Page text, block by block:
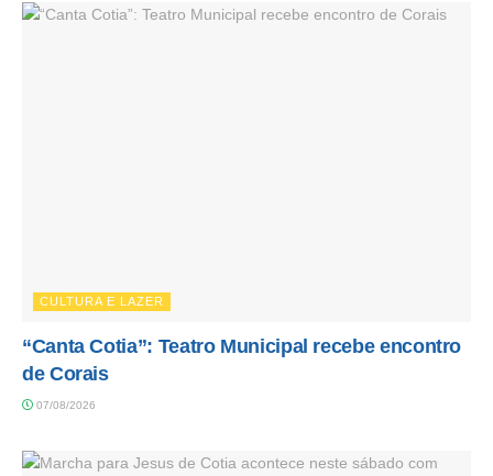
CULTURA E LAZER
“Canta Cotia”: Teatro Municipal recebe encontro
de Corais
07/08/2026